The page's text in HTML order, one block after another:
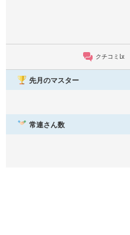
クチコミLv.
先月のマスター
常連さん数